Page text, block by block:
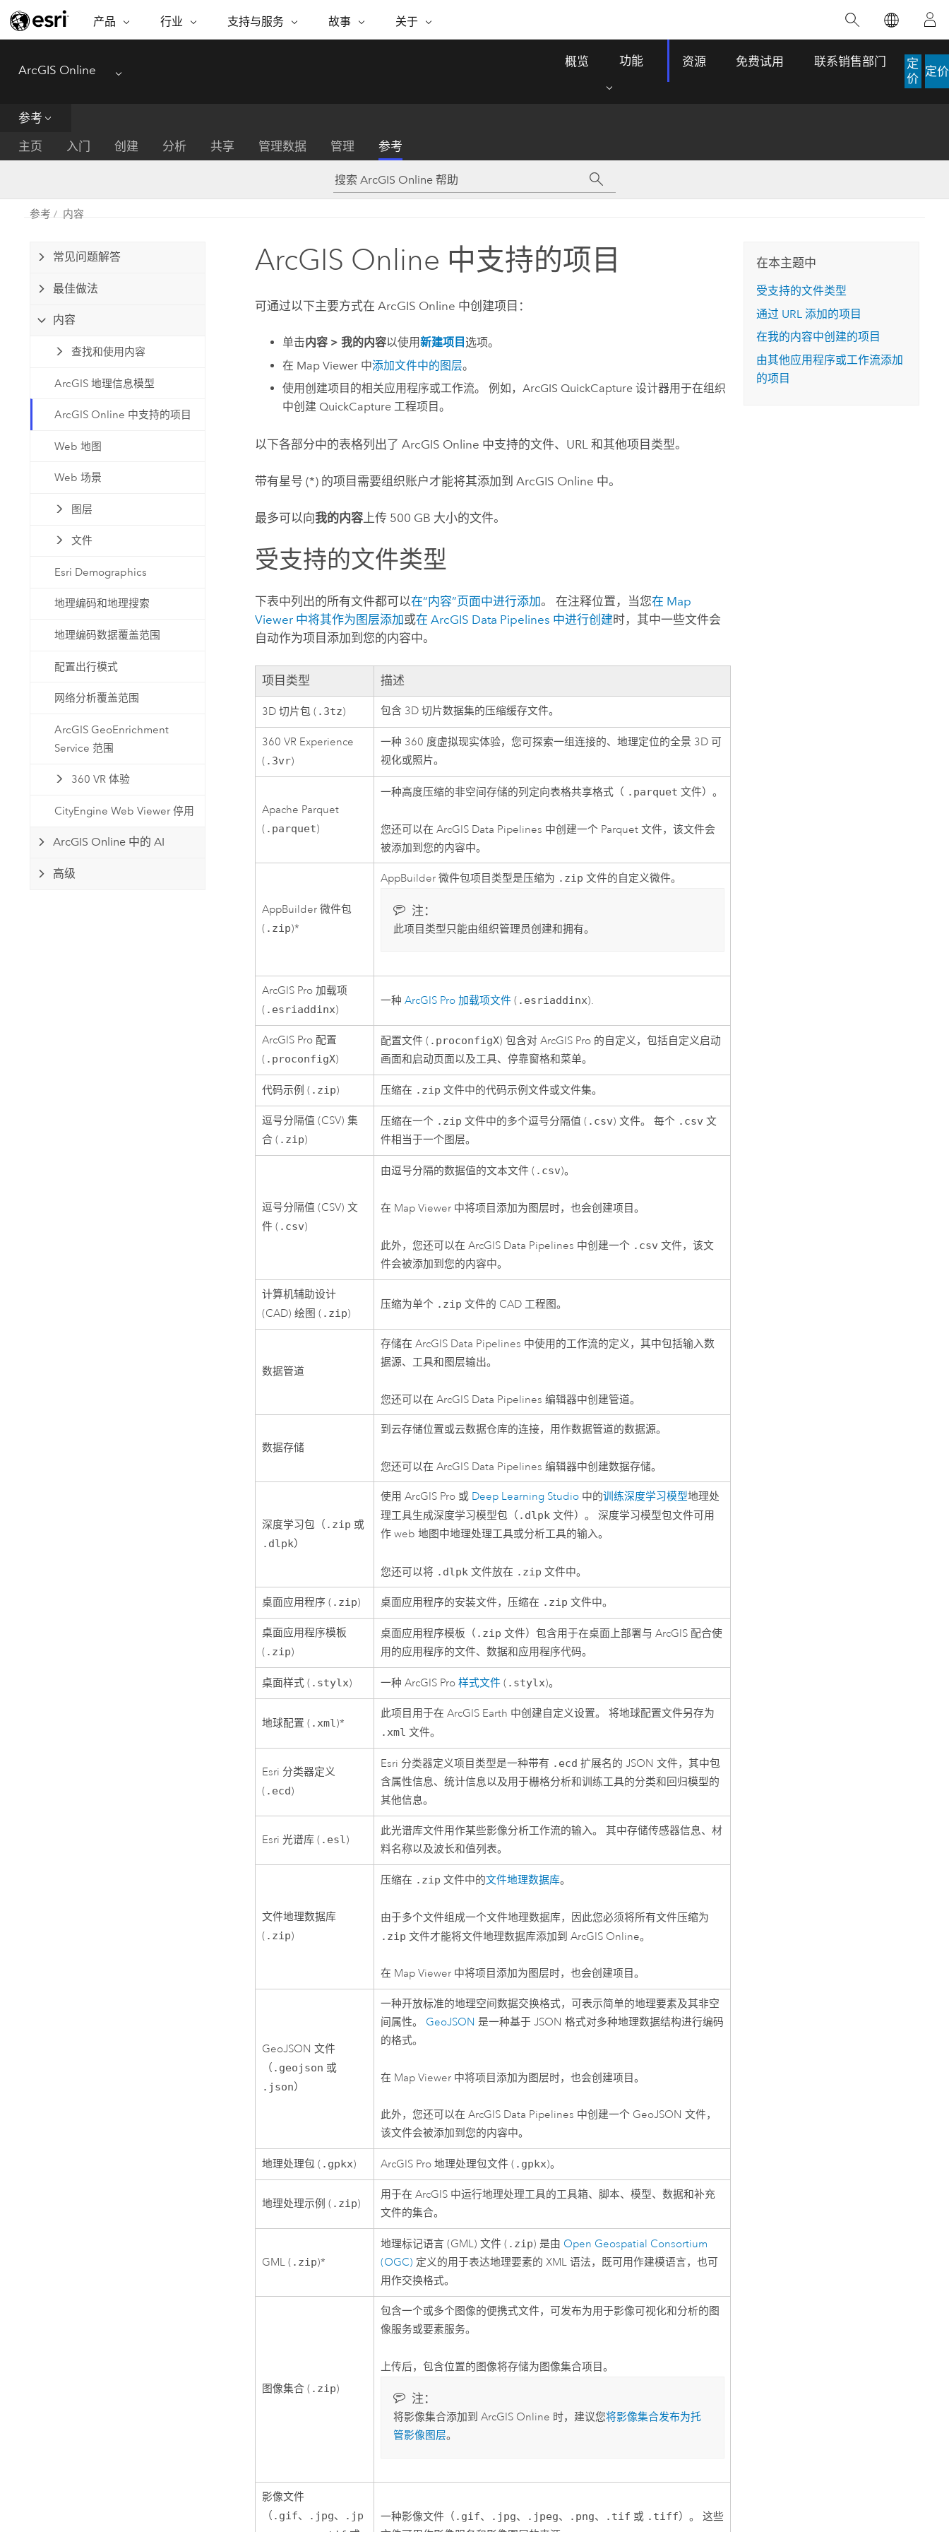
产品
ARCGIS
ArcGIS 概览
完整的 SaaS 制图平台
开发者技术
构建制图和空间分析应用程序
功能
将位置引入分析
集成、编辑和共享空间数据
基于角色的 ArcGIS 访问权限
Esri 产品、合作伙伴产品和开发
互式地图，探索产品功能，或者直接开始免
行业
行业
保护
州和地方政府
交通运输
专题倡议
基础设施管理
者了解基础设施工程与周围环境的关系。
探索基础设施管理
支持与服务
支持与服务 自助服务
文档
My Esri
故事
ESRI 故事
现实世界的全球 GIS 创新
客
面向 ArcGIS 用户的实用技术
行业新闻和 ArcGIS 更新
所有故事
动提供了有力支持。
关于
关于 ESRI
合作伙伴
招贤纳士
联系我们
数字孪生体
推荐书籍
ArcGIS Online Menu
概览 功能 资源 免费试用 联系销售部门
定
价
定价
参考
主页
入门 创建 分析 共享 管理数据 管理 参考
参考 内容
常见问题解答
最佳做法
内容
查找和使用内容
ArcGIS 地理信息模型
ArcGIS Online 中支持的项目
Web 地图
Web 场景
图层
文件
Esri Demographics
地理编码和地理搜索
地理编码数据覆盖范围
配置出行模式
网络分析覆盖范围
ArcGIS GeoEnrichment
Service 范围
360 VR 体验
CityEngine Web Viewer 停用
ArcGIS Online 中的 AI
高级
ArcGIS Online 中支持的项目
可通过以下主要方式在ArcGIS Online 中创建项目：
单击内容 > 我的内容以使用新建项目 选项。
在 Map Viewer中添加文件中的图层。
使用创建项目的相关应用程序或工作流。 例如， ArcGIS QuickCapture设计器用于在组织
中创建 QuickCapture工程项目。
以下各部分中的表格列出了ArcGIS Online 中支持的文件、URL 和其他项目类型。
带有星号 (*) 的项目需要组织账户才能将其添加到ArcGIS Online 中。
最多可以向我的内容上传 500 GB 大小的文件。
受支持的文件类型
下表中列出的所有文件都可以在“内容”页面中进行添加。 在注释位置，当您在 Map
Viewer 中将其作为图层添加或在ArcGIS Data Pipelines 中进行创建时，其中一些文件会
自动作为项目添加到您的内容中。
项目类型 描述
3D 切片包 ( .3tz) 包含 3D 切片数据集的压缩缓存文件。
360 VR Experience
( .3vr)
一种 360 度虚拟现实体验，您可探索一组连接的、地理定位的全景 3D 可
视化或照片。
Apache Parquet
( .parquet)
一种高度压缩的非空间存储的列定向表格共享格式（ .parquet 文件）。
您还可以在ArcGIS Data Pipelines 中创建一个 Parquet 文件，该文件会
被添加到您的内容中。
AppBuilder 微件包
( .zip)*
AppBuilder 微件包项目类型是压缩为 .zip 文件的自定义微件。
注：
此项目类型只能由组织管理员创建和拥有。
ArcGIS Pro 加载项
( .esriaddinx)
一种ArcGIS Pro 加载项文件 ( .esriaddinx).
ArcGIS Pro 配置
( .proconfigX)
配置文件 ( .proconfigX) 包含对ArcGIS Pro 的自定义，包括自定义启动
画面和启动页面以及工具、停靠窗格和菜单。
代码示例 ( .zip) 压缩在 .zip 文件中的代码示例文件或文件集。
逗号分隔值 (CSV) 集
合 ( .zip)
压缩在一个 .zip 文件中的多个逗号分隔值 ( .csv) 文件。 每个 .csv 文
件相当于一个图层。
逗号分隔值 (CSV) 文
件 ( .csv)
由逗号分隔的数据值的文本文件 ( .csv)。
在 Map Viewer 中将项目添加为图层时，也会创建项目。
此外，您还可以在ArcGIS Data Pipelines 中创建一个 .csv 文件，该文
件会被添加到您的内容中。
计算机辅助设计
(CAD) 绘图 ( .zip)
压缩为单个 .zip 文件的 CAD 工程图。
数据管道
存储在ArcGIS Data Pipelines 中使用的工作流的定义，其中包括输入数
据源、工具和图层输出。
您还可以在ArcGIS Data Pipelines 编辑器中创建管道。
数据存储
到云存储位置或云数据仓库的连接，用作数据管道的数据源。
您还可以在ArcGIS Data Pipelines 编辑器中创建数据存储。
深度学习包（ .zip 或
.dlpk）
使用ArcGIS Pro 或 Deep Learning Studio 中的训练深度学习模型地理处
理工具生成深度学习模型包（ .dlpk 文件）。 深度学习模型包文件可用
作 web 地图中地理处理工具或分析工具的输入。
您还可以将 .dlpk 文件放在 .zip 文件中。
桌面应用程序 ( .zip) 桌面应用程序的安装文件，压缩在 .zip 文件中。
桌面应用程序模板
( .zip)
桌面应用程序模板（ .zip 文件）包含用于在桌面上部署与 ArcGIS 配合使
用的应用程序的文件、数据和应用程序代码。
桌面样式 ( .stylx) 一种ArcGIS Pro 样式文件 ( .stylx)。
地球配置 ( .xml)*
此项目用于在ArcGIS Earth 中创建自定义设置。 将地球配置文件另存为
.xml 文件。
Esri 分类器定义
( .ecd)
Esri 分类器定义项目类型是一种带有 .ecd 扩展名的 JSON 文件，其中包
含属性信息、统计信息以及用于栅格分析和训练工具的分类和回归模型的
其他信息。
Esri 光谱库 ( .esl)
此光谱库文件用作某些影像分析工作流的输入。 其中存储传感器信息、材
料名称以及波长和值列表。
文件地理数据库
( .zip)
压缩在 .zip 文件中的文件地理数据库。
由于多个文件组成一个文件地理数据库，因此您必须将所有文件压缩为
.zip 文件才能将文件地理数据库添加到ArcGIS Online。
在 Map Viewer 中将项目添加为图层时，也会创建项目。
GeoJSON 文件
（ .geojson 或
.json）
一种开放标准的地理空间数据交换格式，可表示简单的地理要素及其非空
间属性。 GeoJSON 是一种基于 JSON 格式对多种地理数据结构进行编码
的格式。
在 Map Viewer 中将项目添加为图层时，也会创建项目。
此外，您还可以在ArcGIS Data Pipelines 中创建一个 GeoJSON 文件，
该文件会被添加到您的内容中。
地理处理包 ( .gpkx) ArcGIS Pro 地理处理包文件 ( .gpkx)。
地理处理示例 ( .zip)
用于在 ArcGIS 中运行地理处理工具的工具箱、脚本、模型、数据和补充
文件的集合。
GML ( .zip)*
地理标记语言 (GML) 文件 ( .zip) 是由 Open Geospatial Consortium
(OGC) 定义的用于表达地理要素的 XML 语法，既可用作建模语言，也可
用作交换格式。
图像集合 ( .zip)
包含一个或多个图像的便携式文件，可发布为用于影像可视化和分析的图
像服务或要素服务。
上传后，包含位置的图像将存储为图像集合项目。
注：
将影像集合添加到ArcGIS Online 时，建议您将影像集合发布为托
管影像图层。
影像文件
（ .gif、 .jpg、
.jp
一种影像文件（ .gif、 .jpg、 .jpeg、 .png、 .tif 或 .tiff）。 这些
在本主题中
受支持的文件类型
通过 URL 添加的项目
在我的内容中创建的项目
由其他应用程序或工作流添加
的项目